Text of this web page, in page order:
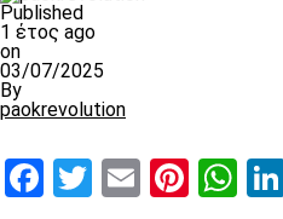
Published
1 έτος ago
on
03/07/2025
By
paokrevolution
Facebook
Twitter
Email